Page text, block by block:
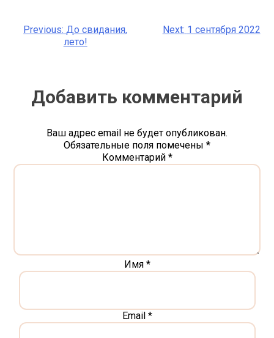
Навигация
записям
Previous: До свидания,
лето!
Next: 1 сентября 2022
Добавить комментарий
Ваш адрес email не будет опубликован.
Обязательные поля помечены *
Комментарий *
Имя *
Email *